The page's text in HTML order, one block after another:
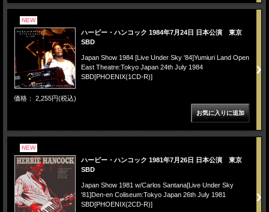
NEW
ハービー・ハンコック 1984年7月24日 日本公演 東京
SBD
Japan Show 1984 [Live Under Sky '84]Yumiuri Land Open
East Theatre:Tokyo Japan 24th July 1984
SBD[PHOENIX(1CD-R)]
価格： 2,255円(税込)
NEW
ハービー・ハンコック 1981年7月26日 日本公演 東京
SBD
Japan Show 1981 w/Carlos Santana[Live Under Sky
'81]Den-en Coliseum:Tokyo Japan 26th July 1981
SBD[PHOENIX(2CD-R)]